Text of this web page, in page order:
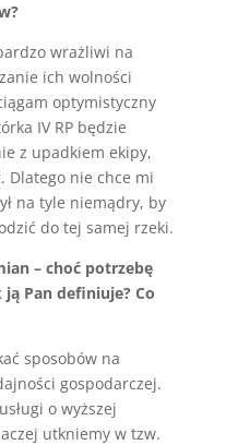
wrażliwi na
ich wolności
optymistyczny
IV RP będzie
z upadkiem ekipy,
Dlatego nie chce mi
na tyle niemądry, by
do tej samej rzeki.
– choć potrzebę
Pan definiuje? Co
sposobów na
gospodarczej.
o wyższej
utkniemy w tzw.